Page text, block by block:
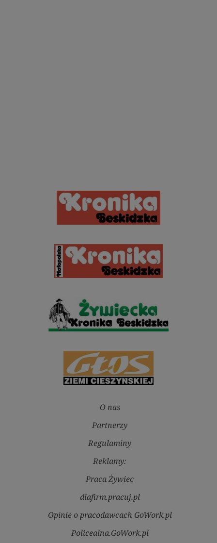
O nas
Partnerzy
Regulaminy
Reklamy:
Praca Żywiec
dlafirm.pracuj.pl
Opinie o pracodawcach GoWork.pl
Policealna.GoWork.pl